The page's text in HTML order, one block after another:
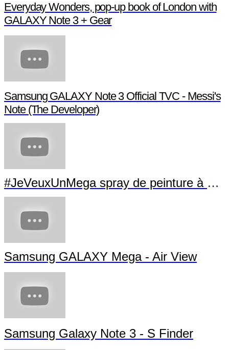
Everyday Wonders, pop-up book of London with
GALAXY Note 3 + Gear
Samsung GALAXY Note 3 Official TVC - Messi's
Note (The Developer)
#JeVeuxUnMega spray de peinture à La Villette
Samsung GALAXY Mega - Air View
Samsung Galaxy Note 3 - S Finder